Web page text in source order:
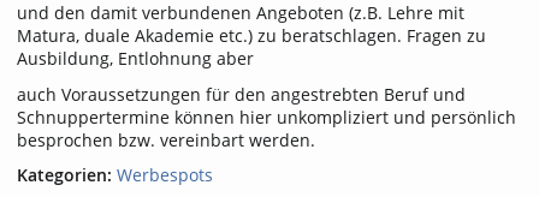
und den damit verbundenen Angeboten (z.B. Lehre mit
Matura, duale Akademie etc.) zu beratschlagen. Fragen zu
Ausbildung, Entlohnung aber
auch Voraussetzungen für den angestrebten Beruf und
Schnuppertermine können hier unkompliziert und persönlich
besprochen bzw. vereinbart werden.
Kategorien: Werbespots